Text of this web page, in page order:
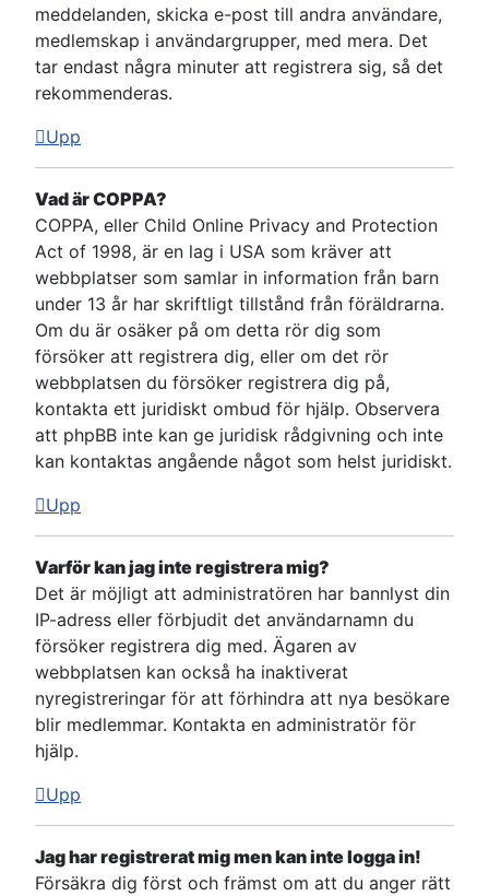
meddelanden, skicka e-post till andra användare,
medlemskap i användargrupper, med mera. Det
tar endast några minuter att registrera sig, så det
rekommenderas.
Upp
Vad är COPPA?
COPPA, eller Child Online Privacy and Protection
Act of 1998, är en lag i USA som kräver att
webbplatser som samlar in information från barn
under 13 år har skriftligt tillstånd från föräldrarna.
Om du är osäker på om detta rör dig som
försöker att registrera dig, eller om det rör
webbplatsen du försöker registrera dig på,
kontakta ett juridiskt ombud för hjälp. Observera
att phpBB inte kan ge juridisk rådgivning och inte
kan kontaktas angående något som helst juridiskt.
Upp
Varför kan jag inte registrera mig?
Det är möjligt att administratören har bannlyst din
IP-adress eller förbjudit det användarnamn du
försöker registrera dig med. Ägaren av
webbplatsen kan också ha inaktiverat
nyregistreringar för att förhindra att nya besökare
blir medlemmar. Kontakta en administratör för
hjälp.
Upp
Jag har registrerat mig men kan inte logga in!
Försäkra dig först och främst om att du anger rätt